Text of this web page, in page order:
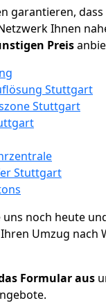
garantieren,
Ihnen
Preis
Stuttgart
Stuttgart
Stuttgart
noch heute
Umzug nach
Formular aus